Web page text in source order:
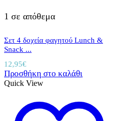
1 σε απόθεμα
Σετ 4 δοχεία φαγητού Lunch &
Snack ...
12,95€
Προσθήκη στο καλάθι
Quick View